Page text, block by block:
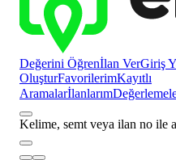
Değerini Öğrenİlan VerGiriş
OluşturFavorilerimKayıtlı
Aramalarİlanlarım
Kelime, semt veya ilan no ile